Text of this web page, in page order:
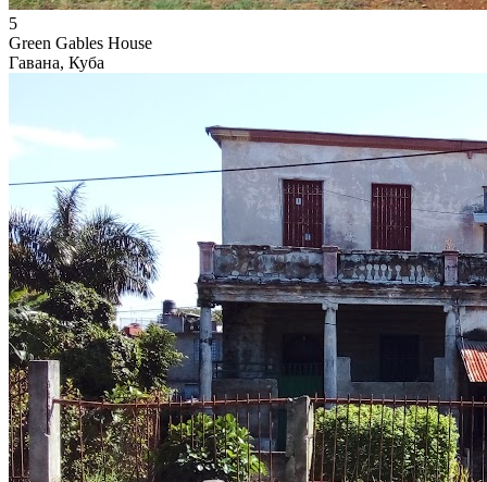
5
Green Gables House
Гавана, Куба